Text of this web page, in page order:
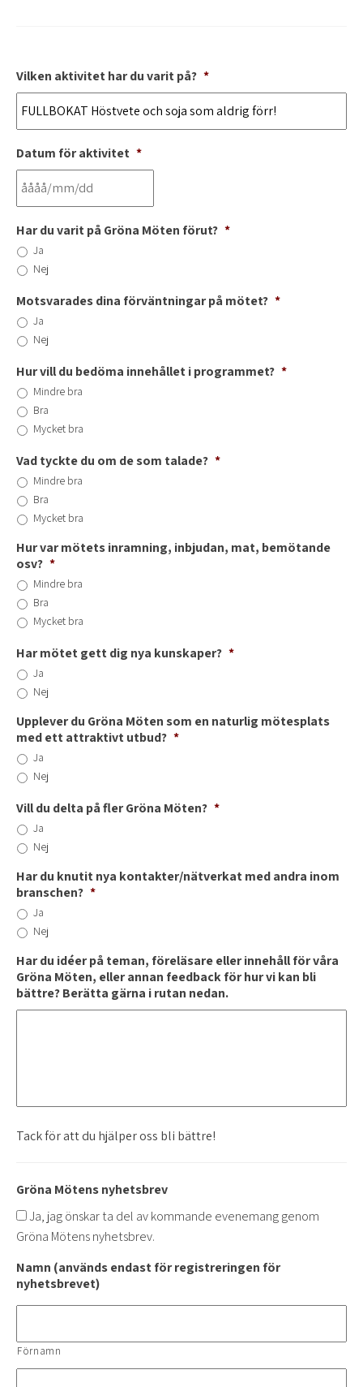
Vilken aktivitet har du varit på? *
Datum för aktivitet *
Har du varit på Gröna Möten förut? *
Ja
Nej
Motsvarades dina förväntningar på mötet? *
Ja
Nej
Hur vill du bedöma innehållet i programmet? *
Mindre bra
Bra
Mycket bra
Vad tyckte du om de som talade? *
Mindre bra
Bra
Mycket bra
Hur var mötets inramning, inbjudan, mat, bemötande
osv? *
Mindre bra
Bra
Mycket bra
Har mötet gett dig nya kunskaper? *
Ja
Nej
Upplever du Gröna Möten som en naturlig mötesplats
med ett attraktivt utbud? *
Ja
Nej
Vill du delta på fler Gröna Möten? *
Ja
Nej
Har du knutit nya kontakter/nätverkat med andra inom
branschen? *
Ja
Nej
Har du idéer på teman, föreläsare eller innehåll för våra
Gröna Möten, eller annan feedback för hur vi kan bli
bättre? Berätta gärna i rutan nedan.
Tack för att du hjälper oss bli bättre!
Gröna Mötens nyhetsbrev
Ja, jag önskar ta del av kommande evenemang genom
Gröna Mötens nyhetsbrev.
Namn (används endast för registreringen för
nyhetsbrevet)
Förnamn